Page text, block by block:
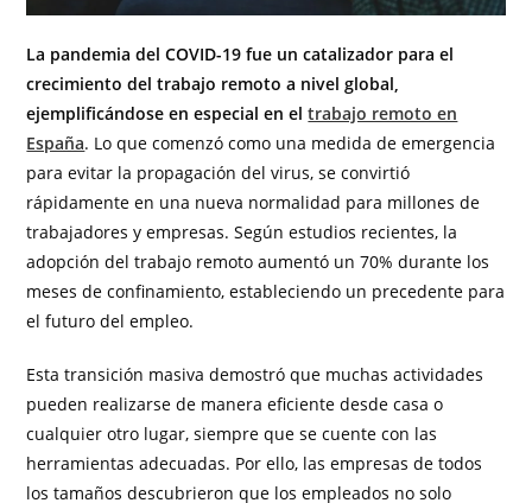
La pandemia del COVID-19 fue un catalizador para el
crecimiento del trabajo remoto a nivel global,
ejemplificándose en especial en eltrabajo remoto en
España. Lo que comenzó como una medida de emergencia
para evitar la propagación del virus, se convirtió
rápidamente en una nueva normalidad para millones de
trabajadores y empresas. Según estudios recientes, la
adopción del trabajo remoto aumentó un 70% durante los
meses de confinamiento, estableciendo un precedente para
el futuro del empleo.
Esta transición masiva demostró que muchas actividades
pueden realizarse de manera eficiente desde casa o
cualquier otro lugar, siempre que se cuente con las
herramientas adecuadas. Por ello, las empresas de todos
los tamaños descubrieron que los empleados no solo